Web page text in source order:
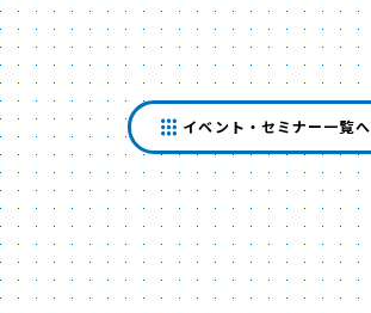
イベント・セミナー一覧へ